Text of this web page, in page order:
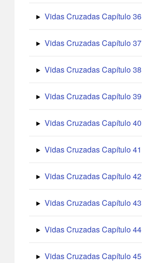
Vidas Cruzadas Capítulo 36
Vidas Cruzadas Capítulo 37
Vidas Cruzadas Capítulo 38
Vidas Cruzadas Capítulo 39
Vidas Cruzadas Capítulo 40
Vidas Cruzadas Capítulo 41
Vidas Cruzadas Capítulo 42
Vidas Cruzadas Capítulo 43
Vidas Cruzadas Capítulo 44
Vidas Cruzadas Capítulo 45